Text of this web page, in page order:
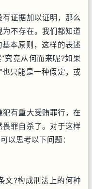
证据加以证明，那么
不存在。我们都知道
本原则，这样的表述
究竟从何而来呢?如果
只能是一种假定，或
有重大受贿罪行，在
罪自杀了。对于这样
以思考以下问题：
文?构成刑法上的何种